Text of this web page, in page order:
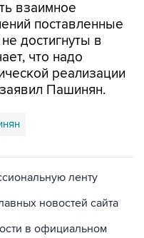
взаимное
поставленные
достигнуты в
что надо
реализации
Пашинян.
ленту
новостей сайта
в официальном